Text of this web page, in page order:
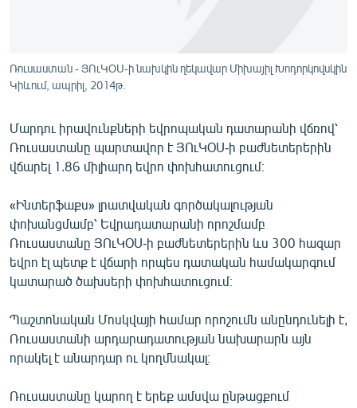
ԱՐԽԻՎ
ԲԱՆԱՎԵՃ
ՁԳՏԵԼՈՎ ԼԱՎԱԳՈՒՅՆԻՆ
ՓՈԴՔԱՍԹ
Հայերեն
English
ՀԵՏԵՎԵՔ ՄԵԶ
Ռուսաստան - ՅՈւԿՕՍ-ի նախկին ղեկավար Միխայիլ Խոդորկովսկին
Կիևում, ապրիլ, 2014թ.
Մարդու իրավունքների եվրոպական դատարանի վճռով՝
Ռուսաստանը պարտավոր է ՅՈւԿՕՍ-ի բաժնետերերին
վճարել 1.86 միլիարդ եվրո փոխհատուցում։
«Ինտերֆաքս» լրատվական գործակալության
փոխանցմամբ՝ Եվրադատարանի որոշմամբ
Ռուսաստանը ՅՈւԿՕՍ-ի բաժնետերերին ևս 300 հազար
եվրո էլ պետք է վճարի որպես դատական համակարգում
կատարած ծախսերի փոխհատուցում։
Պաշտոնական Մոսկվայի համար որոշումն անընդունելի է,
Ռուսաստանի արդարադատության նախարարն այն
որակել է անարդար ու կողմնակալ։
Ռուսաստանը կարող է երեք ամսվա ընթացքում